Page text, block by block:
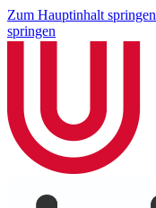
Zum Hauptinhalt springen
springen